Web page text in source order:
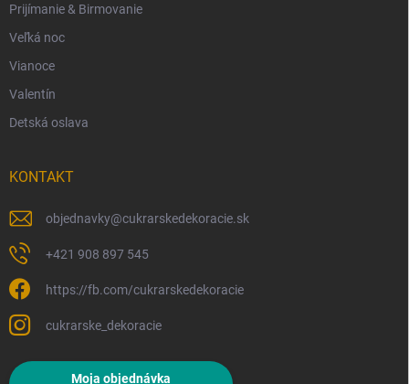
Prijímanie & Birmovanie
Veľká noc
Vianoce
Valentín
Detská oslava
KONTAKT
objednavky@cukrarskedekoracie.sk
+421 908 897 545
https://fb.com/cukrarskedekoracie
cukrarske_dekoracie
Moja objednávka